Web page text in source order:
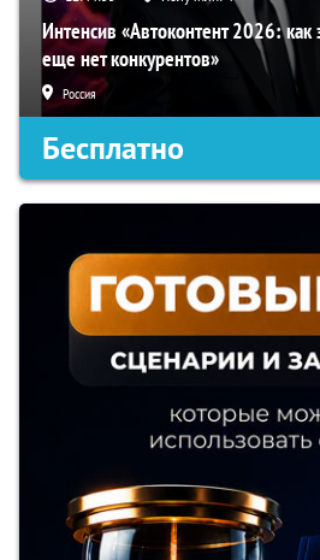
Интенсив «Автоконтент 2026: как
еще нет конкурентов»
Россия
Бесплатно